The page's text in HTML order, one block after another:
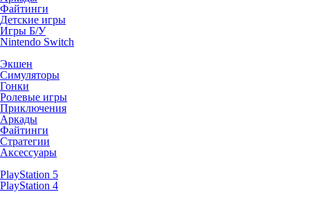
Файтинги
Детские игры
Игры Б/У
Nintendo Switch
Экшен
Симуляторы
Гонки
Ролевые игры
Приключения
Аркады
Файтинги
Стратегии
Аксессуары
PlayStation 5
PlayStation 4